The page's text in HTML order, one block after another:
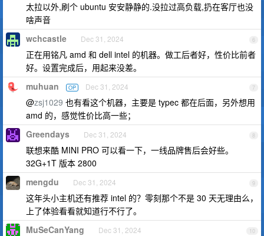
太拉以外,刷个 ubuntu 安安静静的.没拉过高负载,扔在客厅也没
啥声音
6
wchcastle Dec 31, 2024
正在用铭凡 amd 和 dell intel 的机器。做工后者好，性价比前者
好。设置完成后，用起来没差。
7
muhuan OP Dec 31, 2024
@zsj1029 也有看这个机器，主要是 typec 都在后面，另外想用
amd 的，感觉性价比高一些；
8
Greendays Dec 31, 2024
联想来酷 MINI PRO 可以看一下，一线品牌售后会好些。
32G+1T 版本 2800
9
mengdu Dec 31, 2024
这年头小主机还有推荐 intel 的？零刻那个不是 30 天无理由么，
上了体验看看就知道行不行了。
10
MuSeCanYang Dec 31, 2024